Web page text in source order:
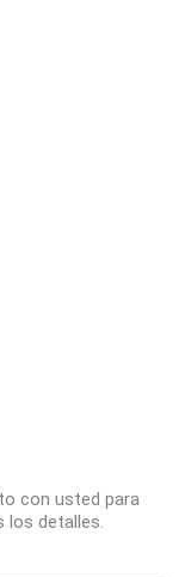
con usted para
detalles.